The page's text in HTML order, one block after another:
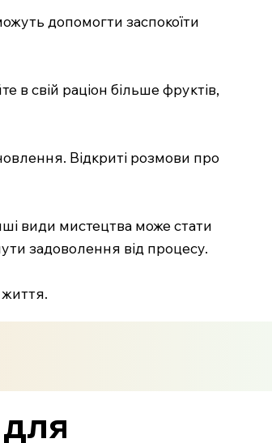
допомогти заспокоїти
в свій раціон більше фруктів,
Відкриті розмови про
види мистецтва може стати
задоволення від процесу.